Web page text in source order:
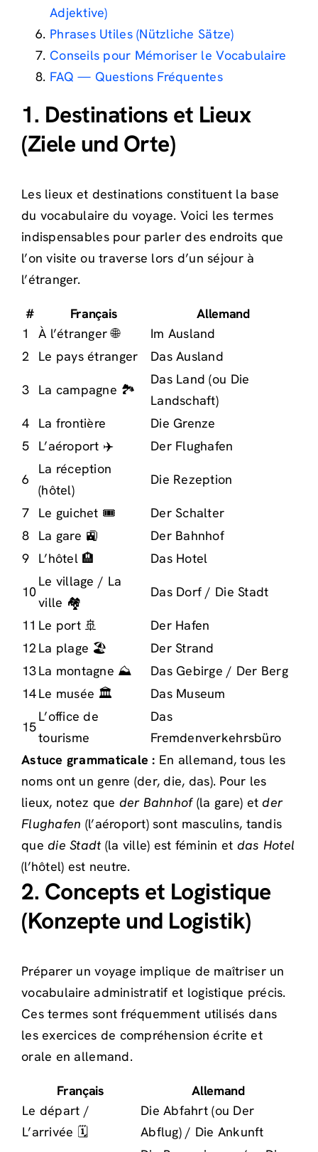
Adjektive)
Phrases Utiles (Nützliche Sätze)
Conseils pour Mémoriser le Vocabulaire
FAQ — Questions Fréquentes
1. Destinations et Lieux
(Ziele und Orte)
Les lieux et destinations constituent la base
du vocabulaire du voyage. Voici les termes
indispensables pour parler des endroits que
l’on visite ou traverse lors d’un séjour à
l’étranger.
# Français
Allemand
1
À l’étranger 🌐
Im Ausland
2
Le pays étranger Das Ausland
3 La campagne 🏞️
Das Land (ou Die
Landschaft)
4
La frontière
Die Grenze
5
L’aéroport ✈️ Der Flughafen
6
La réception
(hôtel)
Die Rezeption
7 Le guichet 🎟️
Der Schalter
8
La gare 🚉
Der Bahnhof
9
L’hôtel 🏨 Das Hotel
10
Le village / La
ville 🏘️
Das Dorf / Die Stadt
11 Le port 🚢
Der Hafen
12La plage 🏖️
Der Strand
13La montagne ⛰️
Das Gebirge / Der Berg
14Le musée 🏛️ Das Museum
15
L’office de
tourisme
Das
Fremdenverkehrsbüro
Astuce grammaticale : En allemand, tous les
noms ont un genre (der, die, das). Pour les
lieux, notez que der Bahnhof(la gare) etder
Flughafen (l’aéroport) sont masculins, tandis
quedie Stadt(la ville) est féminin et das Hotel
(l’hôtel) est neutre.
2. Concepts et Logistique
(Konzepte und Logistik)
Préparer un voyage implique de maîtriser un
vocabulaire administratif et logistique précis.
Ces termes sont fréquemment utilisés dans
les exercices de compréhension écrite et
orale en allemand.
Français
Allemand
Le départ /
L’arrivée 🗓️
Die Abfahrt (ou Der
Abflug) / Die Ankunft